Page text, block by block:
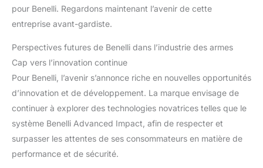
pour Benelli. Regardons maintenant l’avenir de cette
entreprise avant-gardiste.
Perspectives futures de Benelli dans l’industrie des armes
Cap vers l’innovation continue
Pour Benelli, l’avenir s’annonce riche en nouvelles opportunités
d’innovation et de développement. La marque envisage de
continuer à explorer des technologies novatrices telles que le
système Benelli Advanced Impact, afin de respecter et
surpasser les attentes de ses consommateurs en matière de
performance et de sécurité.